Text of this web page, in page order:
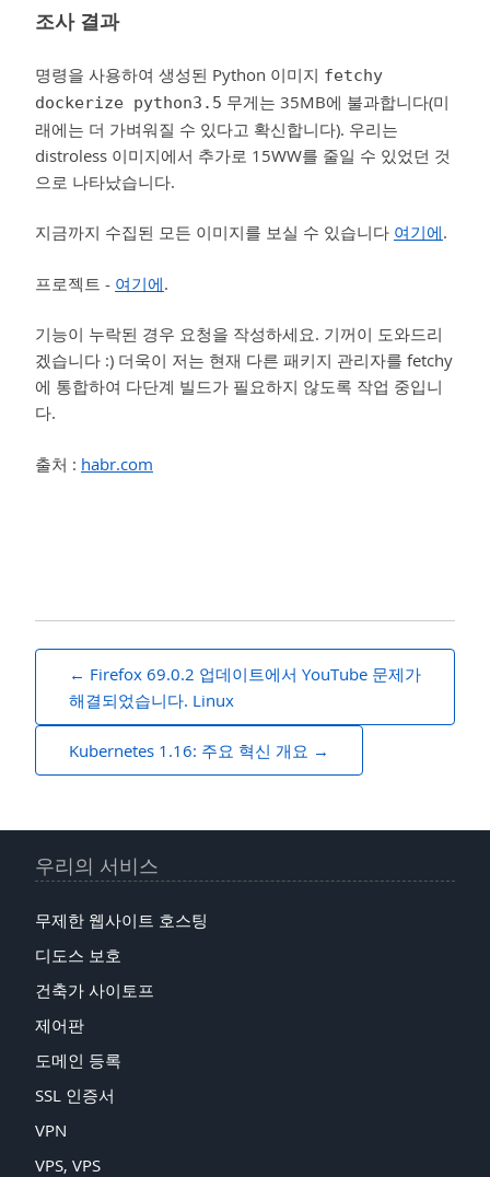
조사 결과
명령을 사용하여 생성된 Python 이미지 fetchy
dockerize python3.5 무게는 35MB에 불과합니다(미
래에는 더 가벼워질 수 있다고 확신합니다). 우리는
distroless 이미지에서 추가로 15WW를 줄일 수 있었던 것
으로 나타났습니다.
지금까지 수집된 모든 이미지를 보실 수 있습니다 여기에.
프로젝트 - 여기에.
기능이 누락된 경우 요청을 작성하세요. 기꺼이 도와드리
겠습니다 :) 더욱이 저는 현재 다른 패키지 관리자를 fetchy
에 통합하여 다단계 빌드가 필요하지 않도록 작업 중입니
다.
출처 : habr.com
네
비
게
션
Firefox 69.0.2 업데이트에서 YouTube 문제가
해결되었습니다. Linux
Kubernetes 1.16: 주요 혁신 개요
우리의 서비스
무제한 웹사이트 호스팅
디도스 보호
건축가 사이토프
제어판
도메인 등록
SSL 인증서
VPN
VPS, VPS